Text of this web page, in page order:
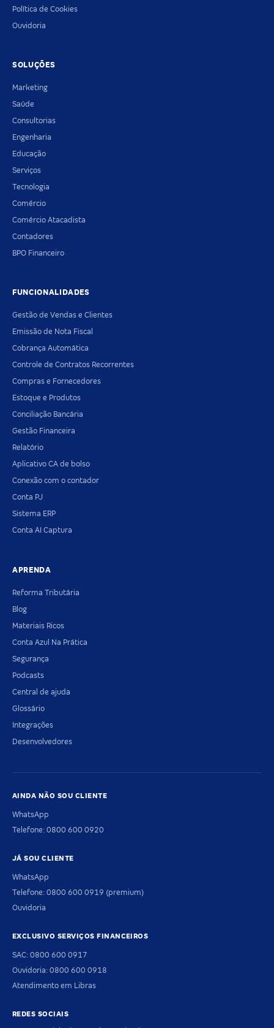
Política de Cookies
Ouvidoria
SOLUÇÕES
Marketing
Saúde
Consultorias
Engenharia
Educação
Serviços
Tecnologia
Comércio
Comércio Atacadista
Contadores
BPO Financeiro
FUNCIONALIDADES
Gestão de Vendas e Clientes
Emissão de Nota Fiscal
Cobrança Automática
Controle de Contratos Recorrentes
Compras e Fornecedores
Estoque e Produtos
Conciliação Bancária
Gestão Financeira
Relatório
Aplicativo CA de bolso
Conexão com o contador
Conta PJ
Sistema ERP
Conta AI Captura
APRENDA
Reforma Tributária
Blog
Materiais Ricos
Conta Azul Na Prática
Segurança
Podcasts
Central de ajuda
Glossário
Integrações
Desenvolvedores
AINDA NÃO SOU CLIENTE
WhatsApp
Telefone: 0800 600 0920
JÁ SOU CLIENTE
WhatsApp
Telefone: 0800 600 0919 (premium)
Ouvidoria
EXCLUSIVO SERVIÇOS FINANCEIROS
SAC: 0800 600 0917
Ouvidoria: 0800 600 0918
Atendimento em Libras
REDES SOCIAIS